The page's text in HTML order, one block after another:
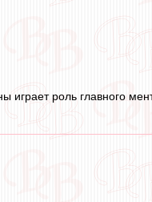
роль главного